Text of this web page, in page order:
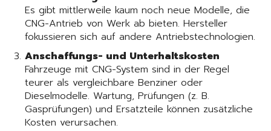
Es gibt mittlerweile kaum noch neue Modelle, die
CNG-Antrieb von Werk ab bieten. Hersteller
fokussieren sich auf andere Antriebstechnologien.
Anschaffungs- und Unterhaltskosten
Fahrzeuge mit CNG-System sind in der Regel
teurer als vergleichbare Benziner oder
Dieselmodelle. Wartung, Prüfungen (z. B.
Gasprüfungen) und Ersatzteile können zusätzliche
Kosten verursachen.